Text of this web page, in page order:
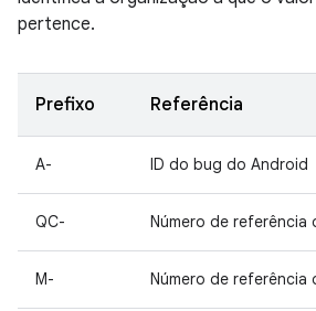
pertence.
Prefixo Referência
A- ID do bug do Android
QC- Número de referência
M- Número de referência